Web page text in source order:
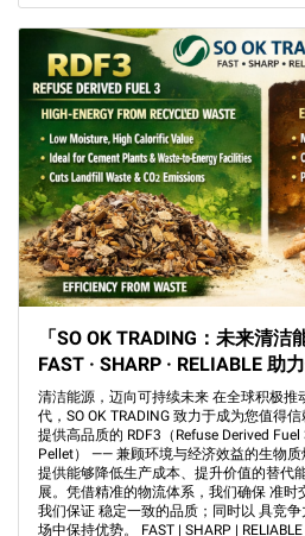
「SO OK TRADING：未来清
FAST · SHARP · RELIABLE 助
清洁能源，迈向可持续未来 在全球积极推
代，SO OK TRADING 致力于成为您值得
提供高品质的 RDF3（Refuse Derived
Pellet） —— 兼顾环境与经济效益的生物
提供能够降低生产成本、提升价值的替代
展。凭借精准的物流体系，我们确保 准时
我们保证 稳定一致的品质；同时以 具竞
场中保持优势。 FAST | SHARP |